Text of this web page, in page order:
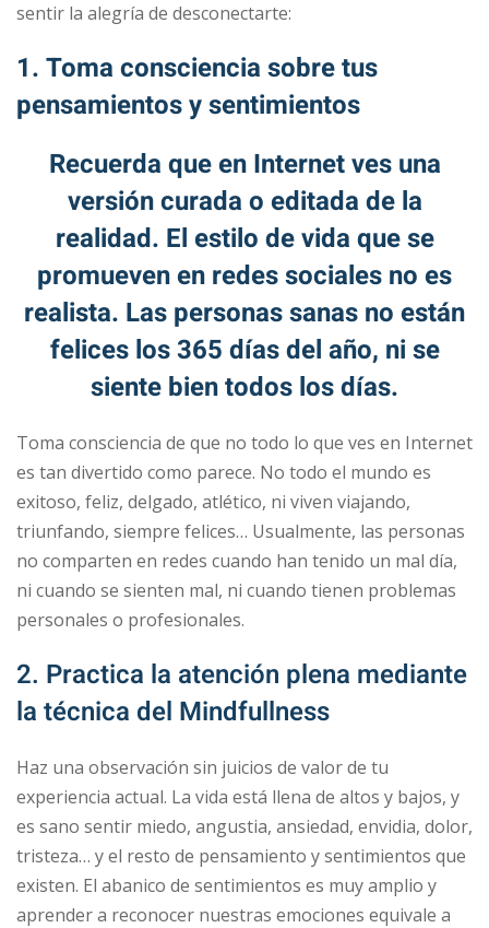
sentir la alegría de desconectarte:
1. Toma consciencia sobre tus
pensamientos y sentimientos
Recuerda que en Internet ves una
versión curada o editada de la
realidad. El estilo de vida que se
promueven en redes sociales no es
realista. Las personas sanas no están
felices los 365 días del año, ni se
siente bien todos los días.
Toma consciencia de que no todo lo que ves en Internet
es tan divertido como parece. No todo el mundo es
exitoso, feliz, delgado, atlético, ni viven viajando,
triunfando, siempre felices… Usualmente, las personas
no comparten en redes cuando han tenido un mal día,
ni cuando se sienten mal, ni cuando tienen problemas
personales o profesionales.
2. Practica la atención plena mediante
la técnica del Mindfullness
Haz una observación sin juicios de valor de tu
experiencia actual. La vida está llena de altos y bajos, y
es sano sentir miedo, angustia, ansiedad, envidia, dolor,
tristeza… y el resto de pensamiento y sentimientos que
existen. El abanico de sentimientos es muy amplio y
aprender a reconocer nuestras emociones equivale a